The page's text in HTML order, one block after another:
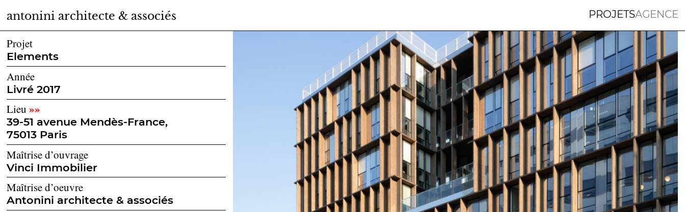
antonini architecte & associés PROJETSAGENCE
Projet
Elements
Année
Livré 2017
Lieu»»
39-51 avenue Mendès-France,
75013 Paris
Maîtrise d’ouvrage
Vinci Immobilier
Maîtrise d’oeuvre
Antonini architecte & associés